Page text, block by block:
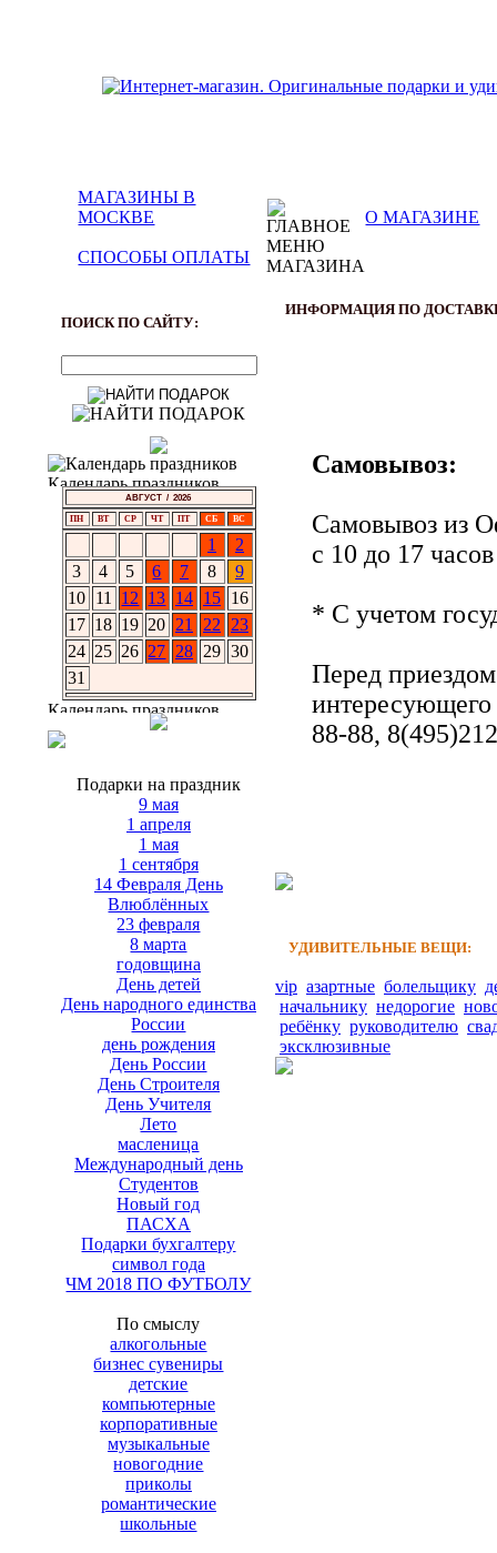
МАГАЗИНЫ В
МОСКВЕ
О МАГАЗИНЕ
СПОСОБЫ ОПЛАТЫ
ПОИСК ПО САЙТУ:
АВГУСТ / 2026
ПН ВТ СР ЧТ ПТ СБ ВС
1
2
3
4 5 6 7 8
9
10 11 12 13 14 15 16
17 18 19 20 21 22
23
24 25 26 27 28 29 30
31
Подарки на праздник
9 мая
1 апреля
1 мая
1 сентября
14 Февраля День
Влюблённых
23 февраля
8 марта
годовщина
День детей
День народного единства
России
день рождения
День России
День Строителя
День Учителя
Лето
масленица
Международный день
Студентов
Новый год
ПАСХА
Подарки бухгалтеру
символ года
ЧМ 2018 ПО ФУТБОЛУ
По смыслу
алкогольные
бизнес сувениры
детские
компьютерные
корпоративные
музыкальные
новогодние
приколы
романтические
школьные
ИНФОРМАЦИЯ ПО
Самовывоз:
Самовывоз из
с 10 до 17
* С учетом
Перед
88-88,
УДИВИТЕЛЬНЫЕ ВЕЩИ:
vip азартные болельщику
начальнику недорогие
ребёнку руководителю
эксклюзивные